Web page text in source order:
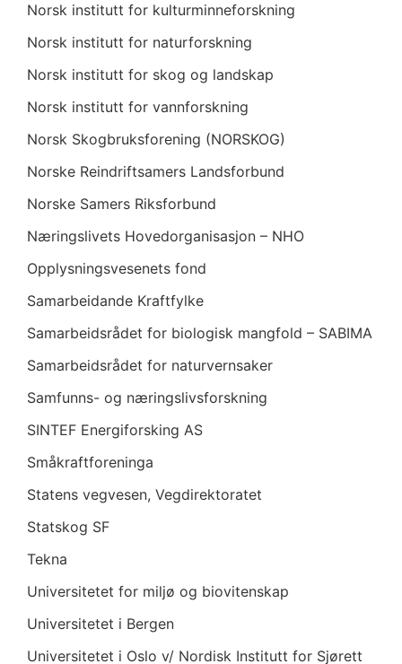
Norsk institutt for kulturminneforskning
Norsk institutt for naturforskning
Norsk institutt for skog og landskap
Norsk institutt for vannforskning
Norsk Skogbruksforening (NORSKOG)
Norske Reindriftsamers Landsforbund
Norske Samers Riksforbund
Næringslivets Hovedorganisasjon – NHO
Opplysningsvesenets fond
Samarbeidande Kraftfylke
Samarbeidsrådet for biologisk mangfold – SABIMA
Samarbeidsrådet for naturvernsaker
Samfunns- og næringslivsforskning
SINTEF Energiforsking AS
Småkraftforeninga
Statens vegvesen, Vegdirektoratet
Statskog SF
Tekna
Universitetet for miljø og biovitenskap
Universitetet i Bergen
Universitetet i Oslo v/ Nordisk Institutt for Sjørett